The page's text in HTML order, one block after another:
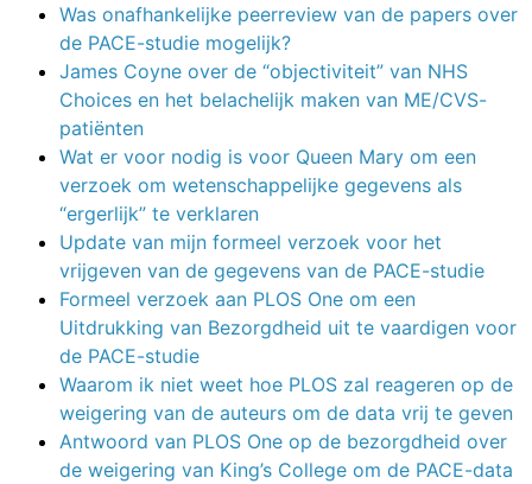
Was onafhankelijke peerreview van de papers over
de PACE-studie mogelijk?
James Coyne over de “objectiviteit” van NHS
Choices en het belachelijk maken van ME/CVS-
patiënten
Wat er voor nodig is voor Queen Mary om een
verzoek om wetenschappelijke gegevens als
“ergerlijk” te verklaren
Update van mijn formeel verzoek voor het
vrijgeven van de gegevens van de PACE-studie
Formeel verzoek aan PLOS One om een
Uitdrukking van Bezorgdheid uit te vaardigen voor
de PACE-studie
Waarom ik niet weet hoe PLOS zal reageren op de
weigering van de auteurs om de data vrij te geven
Antwoord van PLOS One op de bezorgdheid over
de weigering van King’s College om de PACE-data